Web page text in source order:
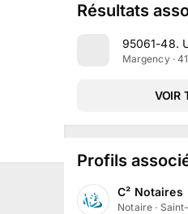
Résultats
95061-48.
Margency ·
VOIR
Profils
C² Notaires
Notaire ·